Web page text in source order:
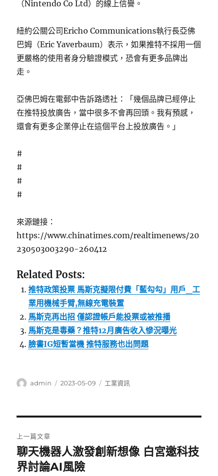
（Nintendo Co Ltd）的線上信譽。
紐約公關公司Ericho Communications執行長亞佛
巴姆（Eric Yaverbaum）表示，如果推特不採用一個
更嚴格的使用者身分驗證模式，恐會有更多品牌出
走。
亞佛巴姆在電郵中告訴路透社：「幾個品牌已經停止
在推特投放廣告，當中很多不會再回頭。我有預感，
還會有更多企業停止在這個平台上投放廣告。」
#
#
#
#
來源鏈接：
https://www.chinatimes.com/realtimenews/20
230503003290-260412
Related Posts:
推特政策投票 馬斯克擬限付費「藍勾勾」用戶_工
業用機械手臂,無線充電裝置
馬斯克再出招 僅認證帳戶能投票或被推播
馬斯克是毒藥？推特12月廣告收入慘況曝光
臉書IG短暫當機 推特服務也出問題
作
admin
發
2023-05-09
分
工業資訊
章
導
上一篇文章
上
一
聊天機器人激發創新想像 白宮邀科技
界討論AI風險